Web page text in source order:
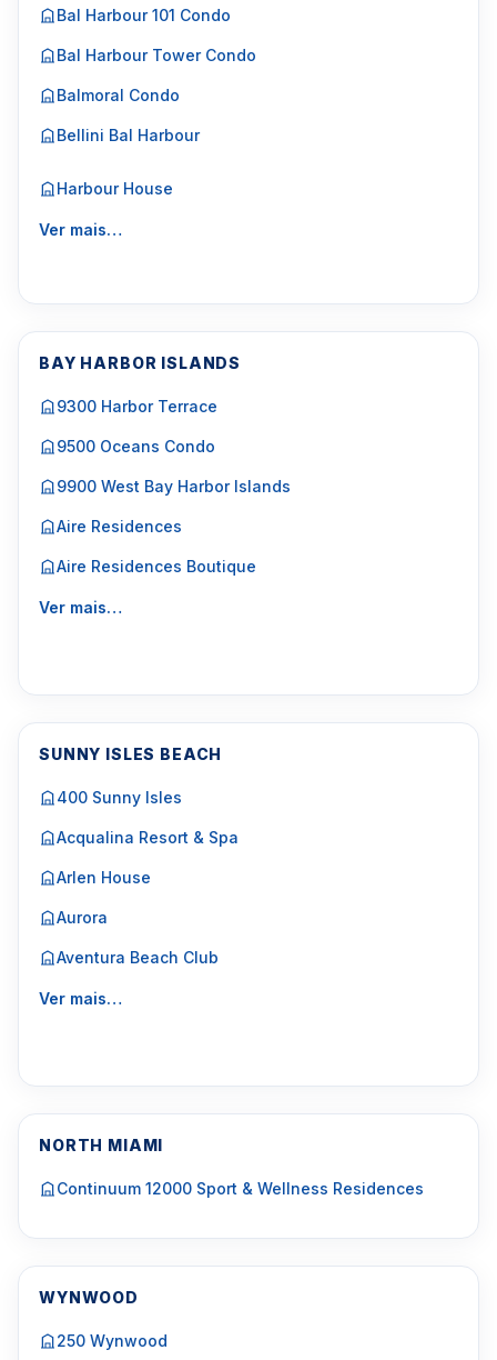
Bal Harbour 101 Condo
Bal Harbour Tower Condo
Balmoral Condo
Bellini Bal Harbour
Harbour House
Ver mais…
BAY HARBOR ISLANDS
9300 Harbor Terrace
9500 Oceans Condo
9900 West Bay Harbor Islands
Aire Residences
Aire Residences Boutique
Ver mais…
SUNNY ISLES BEACH
400 Sunny Isles
Acqualina Resort & Spa
Arlen House
Aurora
Aventura Beach Club
Ver mais…
NORTH MIAMI
Continuum 12000 Sport & Wellness Residences
WYNWOOD
250 Wynwood